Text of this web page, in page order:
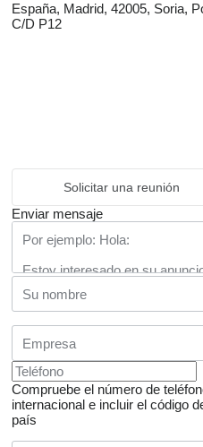
España, Madrid, 42005, Soria,
C/D P12
Solicitar una reunión
Enviar mensaje
Compruebe el número de
internacional e incluir el código
país